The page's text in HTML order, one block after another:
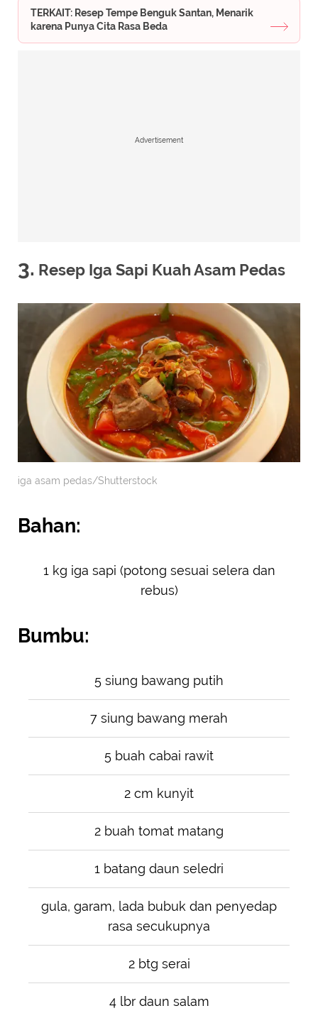
TERKAIT: Resep Tempe Benguk Santan, Menarik
karena Punya Cita Rasa Beda
Advertisement
3. Resep Iga Sapi Kuah Asam Pedas
iga asam pedas/Shutterstock
Bahan:
1 kg iga sapi (potong sesuai selera dan
rebus)
Bumbu:
5 siung bawang putih
7 siung bawang merah
5 buah cabai rawit
2 cm kunyit
2 buah tomat matang
1 batang daun seledri
gula, garam, lada bubuk dan penyedap
rasa secukupnya
2 btg serai
4 lbr daun salam